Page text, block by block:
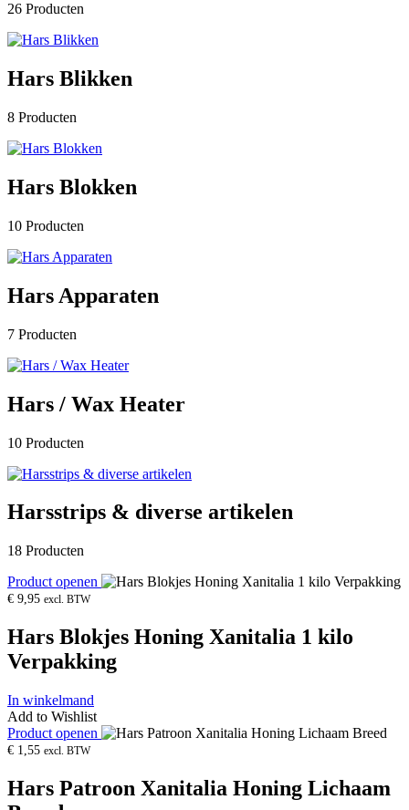
26 Producten
Hars Blikken
8 Producten
Hars Blokken
10 Producten
Hars Apparaten
7 Producten
Hars / Wax Heater
10 Producten
Harsstrips & diverse artikelen
18 Producten
Product openen
€ 9,95 excl. BTW
Hars Blokjes Honing Xanitalia 1 kilo
Verpakking
In winkelmand
Add to Wishlist
Product openen
€ 1,55 excl. BTW
Hars Patroon Xanitalia Honing Lichaam